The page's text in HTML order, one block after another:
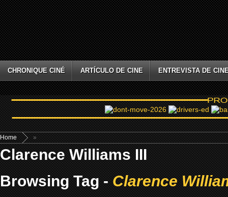
CHRONIQUE CINÉ ARTÍCULO DE CINE ENTREVISTA DE
Home »
Clarence Williams III
Browsing Tag -Clarence